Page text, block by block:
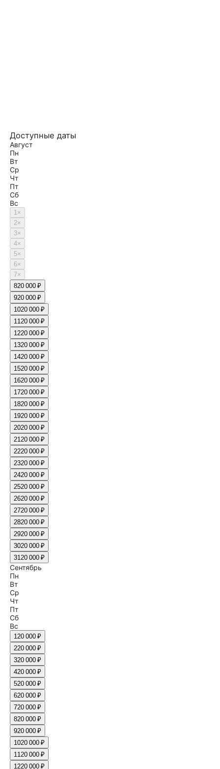
Доступные даты
Август
Пн
Вт
Ср
Чт
Пт
Сб
Вс
1×
2×
3×
4×
5×
6×
7×
820 000 ₽
920 000 ₽
1020 000 ₽
1120 000 ₽
1220 000 ₽
1320 000 ₽
1420 000 ₽
1520 000 ₽
1620 000 ₽
1720 000 ₽
1820 000 ₽
1920 000 ₽
2020 000 ₽
2120 000 ₽
2220 000 ₽
2320 000 ₽
2420 000 ₽
2520 000 ₽
2620 000 ₽
2720 000 ₽
2820 000 ₽
2920 000 ₽
3020 000 ₽
3120 000 ₽
Сентябрь
Пн
Вт
Ср
Чт
Пт
Сб
Вс
120 000 ₽
220 000 ₽
320 000 ₽
420 000 ₽
520 000 ₽
620 000 ₽
720 000 ₽
820 000 ₽
920 000 ₽
1020 000 ₽
1120 000 ₽
1220 000 ₽